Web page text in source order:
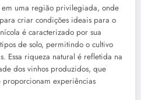
em uma região privilegiada, onde
criar condições ideais para o
é caracterizado por sua
de solo, permitindo o cultivo
Essa riqueza natural é refletida na
dos vinhos produzidos, que
proporcionam experiências